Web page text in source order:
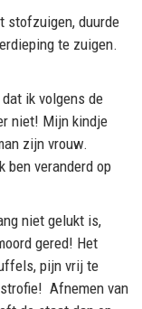
stofzuigen, duurde
te zuigen.
ik volgens de
niet! Mijn kindje
zijn vrouw.
ben veranderd op
niet gelukt is,
gered! Het
pijn vrij te
Afnemen van